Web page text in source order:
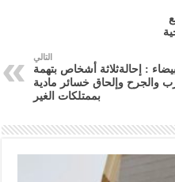
التالي
: إحالةثلاثة أشخاص بتهمة
والجرح وإلحاق خسائر مادية
بممتلكات الغير